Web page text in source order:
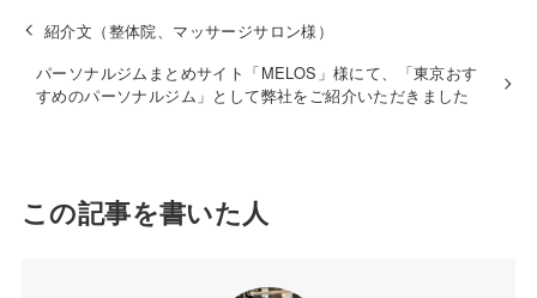
紹介文（整体院、マッサージサロン様）
パーソナルジムまとめサイト「MELOS」様にて、「東京おす
すめのパーソナルジム」として弊社をご紹介いただきました
この記事を書いた人